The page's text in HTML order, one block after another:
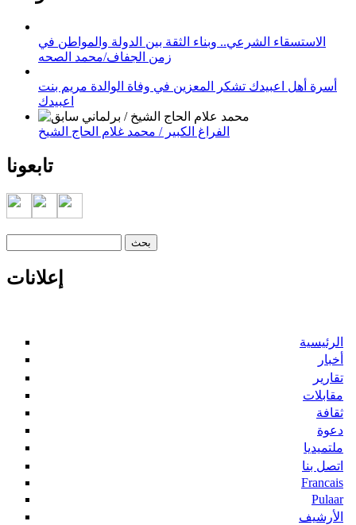
الاستسقاء الشرعي.. وبناء الثقة بين الدولة والمواطن في
زمن الجفاف/محمد الصحه
أسرة أهل اعبيدك تشكر المعزين في وفاة الوالدة مريم بنت
اعبيدك
الفراغ الكبير / محمد غلام الحاج الشيخ
تابعونا
إعلانات
الرئيسية
أخبار
تقارير
مقابلات
ثقافة
دعوة
ملتميديا
اتصل بنا
Francais
Pulaar
الأرشيف